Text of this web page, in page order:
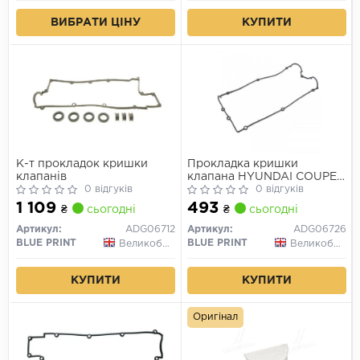
ВИБРАТИ ЦІНУ КУПИТИ
К-т прокладок кришки
клапанів
0 відгуків
1 109 ₴ сьогодні
Артикул:
ADG06712
BLUE PRINT
Великобританія
КУПИТИ
Прокладка кришки
клапана HYUNDAI COUPE I,
ELANTRA III, H-1, H-1 /
STAREX, MATRIX, SANTA FÉ
I, SONATA IV, TRAJET,
TUCSON KIA SORENTO I
1.6-2.7 08.96-12.10
0 відгуків
493 ₴ сьогодні
Артикул:
ADG06726
BLUE PRINT
Великобританія
КУПИТИ
Оригінал